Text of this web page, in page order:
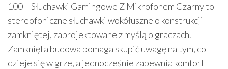
100 – Słuchawki Gamingowe Z Mikrofonem Czarny to
stereofoniczne słuchawki wokółuszne o konstrukcji
zamkniętej, zaprojektowane z myślą o graczach.
Zamknięta budowa pomaga skupić uwagę na tym, co
dzieje się w grze, a jednocześnie zapewnia komfort